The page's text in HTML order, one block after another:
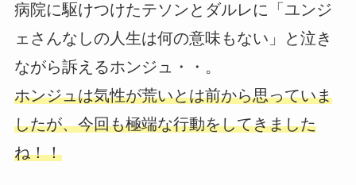
病院に駆けつけたテソンとダルレに「ユンジ
ェさんなしの人生は何の意味もない」と泣き
ながら訴えるホンジュ・・。
ホンジュは気性が荒いとは前から思っていま
したが、今回も極端な行動をしてきました
ね！！